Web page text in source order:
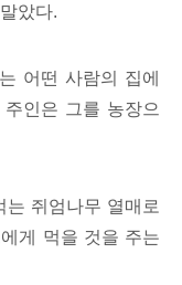
았다.
어떤 사람의 집에
인은 그를 농장으
쥐엄나무 열매로
게 먹을 것을 주는